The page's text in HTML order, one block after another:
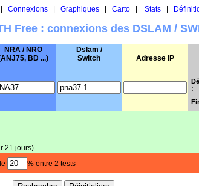
Connexions| Graphiques| Carto| Stats|
Free : connexions des DSLAM /
NRA / NRO
BD ...)
Dslam /
Switch
Adresse IP
:
21 jours)
% entre 2 tests